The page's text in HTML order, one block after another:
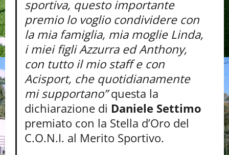
sportiva, questo importante
premio lo voglio condividere con
la mia famiglia, mia moglie Linda,
i miei figli Azzurra ed Anthony,
con tutto il mio staff e con
Acisport, che quotidianamente
mi supportano”questa la
dichiarazione di Daniele Settimo
premiato con la Stella d’Oro del
C.O.N.I. al Merito Sportivo.